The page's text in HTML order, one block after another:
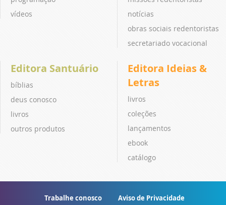
vídeos
notícias
obras sociais redentoristas
secretariado vocacional
Editora Santuário
bíblias
deus conosco
livros
outros produtos
Editora Ideias &
Letras
livros
coleções
lançamentos
ebook
catálogo
Trabalhe conosco Aviso de Privacidade